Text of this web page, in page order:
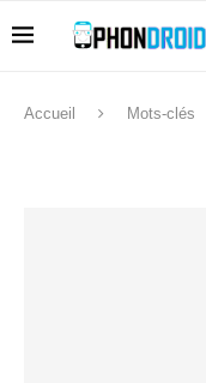
Accueil Mots-clés